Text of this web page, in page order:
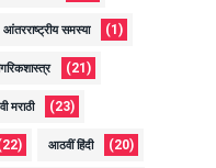
आंतरराष्ट्रीय समस्या (1)
(21)
मराठी (23)
आठवीं हिंदी (20)